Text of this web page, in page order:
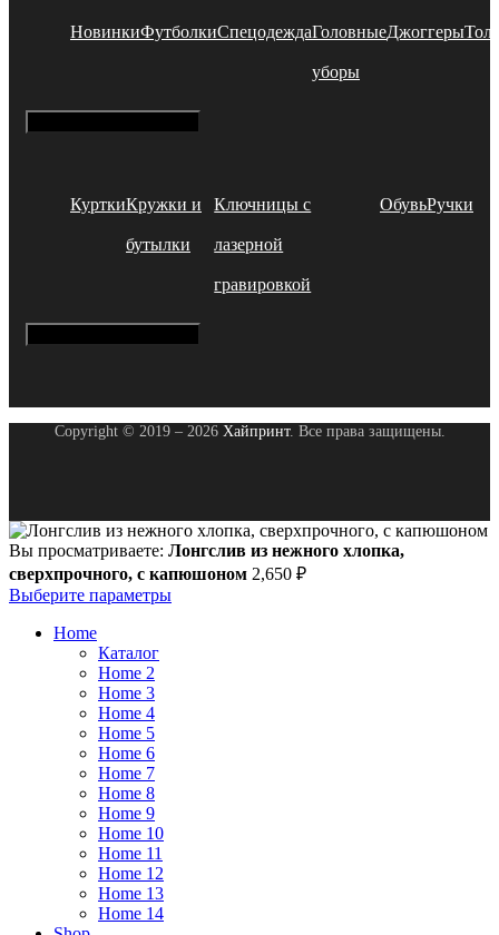
НовинкиФутболкиСпецодеждаГоловные
уборы
Джоггеры
КурткиКружки и
бутылки
Ключницы с
лазерной
гравировкой
ОбувьРучки
Copyright © 2019 – 2026 Хайпринт. Все права защищены.
Вы просматриваете: Лонгслив из нежного хлопка,
сверхпрочного, с капюшоном 2,650 ₽
Выберите параметры
Home
Каталог
Home 2
Home 3
Home 4
Home 5
Home 6
Home 7
Home 8
Home 9
Home 10
Home 11
Home 12
Home 13
Home 14